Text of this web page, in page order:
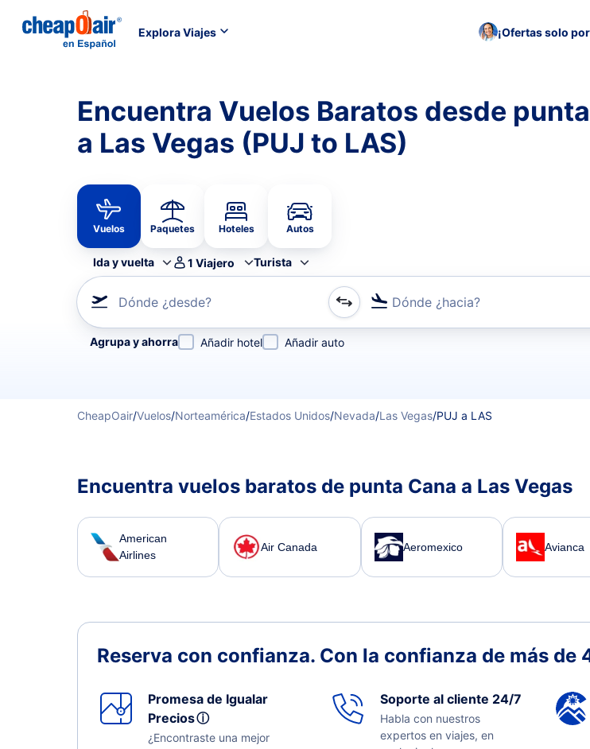
Explora Viajes ¡Ofertas solo
Encuentra Vuelos Baratos desde
a Las Vegas (PUJ to LAS)
Vuelos Paquetes Hoteles Autos
Ida y vuelta 1 Viajero Turista
Dónde ¿desde? Dónde ¿hacia?
Refina tu búsqueda por aerolínea, por ciudad o aeropuerto o por vuelos directos
Agrupa y ahorra Añadir hotel Añadir auto
CheapOair/Vuelos/Norteamérica/Estados Unidos/Nevada/Las Vegas/PUJ a LAS
Encuentra vuelos baratos de punta Cana a Las Vegas
American
Airlines
Air Canada Aeromexico Avianca
Reserva con confianza. Con la confianza de más de
Promesa de Igualar
Preciosⓘ
¿Encontraste una mejor
Soporte al cliente 24/7
Habla con nuestros
expertos en viajes, en